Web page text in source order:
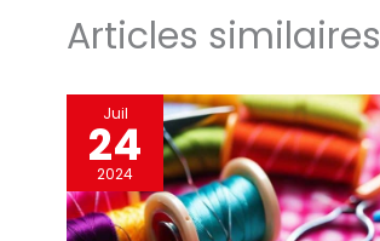
Articles similaires
Juil
24
2024